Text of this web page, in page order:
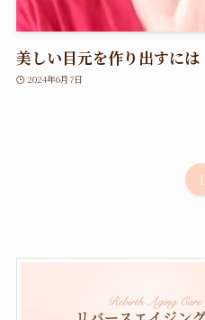
美しい目元を作り出すには
2024年6月7日
1